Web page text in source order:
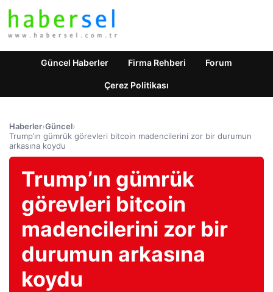
Güncel Haberler Firma Rehberi Forum
Çerez Politikası
Haberler›Güncel›
Trump’ın gümrük görevleri bitcoin madencilerini zor bir durumun
arkasına koydu
Trump’ın gümrük
görevleri bitcoin
madencilerini zor bir
durumun arkasına
koydu